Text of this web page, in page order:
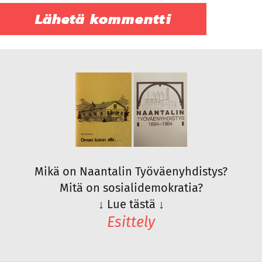
Mikä on Naantalin Työväenyhdistys?
Mitä on sosialidemokratia?
↓ Lue tästä ↓
Esittely